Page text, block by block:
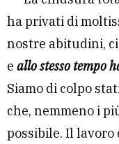
ha privati di
nostre abitudini,
e allo stesso tempo
Siamo di colpo
che, nemmeno i
possibile. Il lavoro